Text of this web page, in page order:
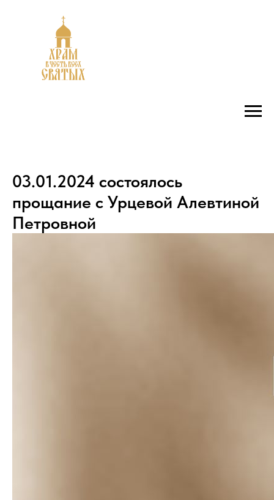
03.01.2024 состоялось
прощание с Урцевой Алевтиной
Петровной